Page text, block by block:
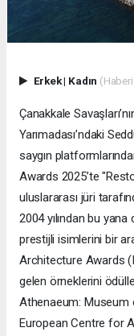
Erkek| Kadın
Çanakkale
Yarımadası’ndaki
saygın
Awards 2025’te
uluslararası jüri
2004 yılından bu yana
prestijli isimlerini bir
Architecture Awards
gelen örneklerini
Athenaeum: Museum
European Centre for